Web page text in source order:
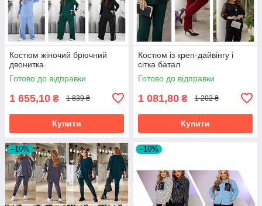
Костюм жіночий брючний
двонитка
Готово до відправки
1 655,10 ₴ 1 839 ₴
Купити
Костюм із креп-дайвінгу і
сітка батал
Готово до відправки
1 081,80 ₴ 1 202 ₴
Купити
–10% –10%